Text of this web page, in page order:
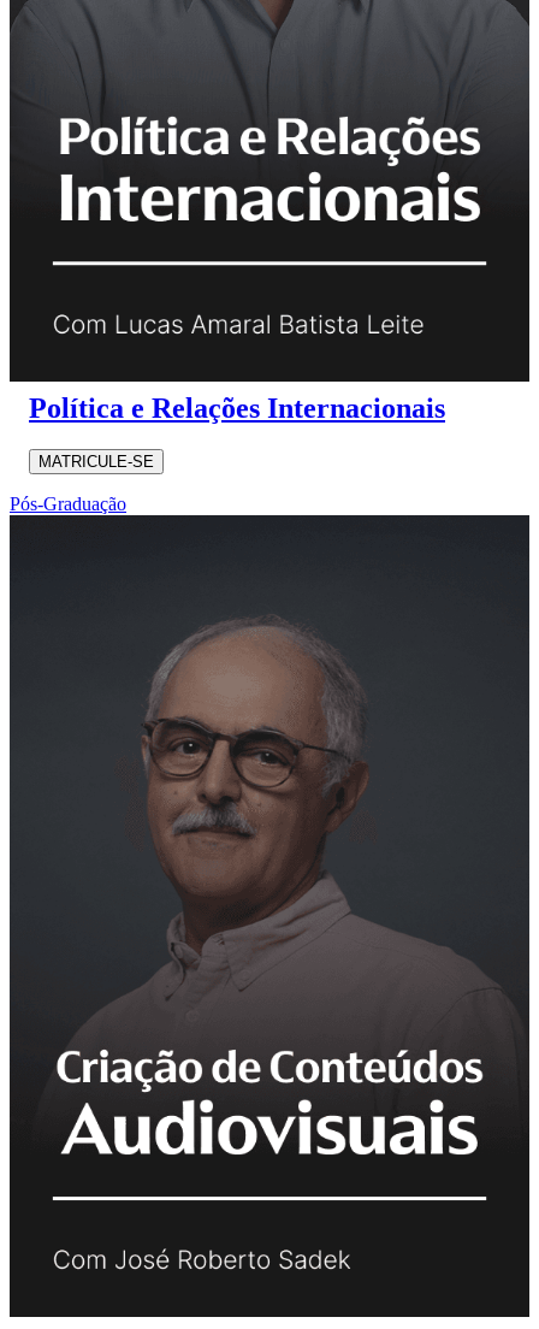
Política e Relações Internacionais
MATRICULE-SE
Pós-Graduação